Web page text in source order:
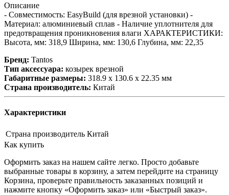
Описание
- Совместимость: EasyBuild (для врезной установки) -
Материал: алюминиевый сплав - Наличие уплотнителя для
предотвращения проникновения влаги ХАРАКТЕРИСТИКИ:
Высота, мм: 318,9 Ширина, мм: 130,6 Глубина, мм: 22,35
Бренд: Tantos
Тип аксессуара: козырек врезной
Габаритные размеры: 318.9 х 130.6 х 22.35 мм
Страна производитель: Китай
Характеристики
Страна производитель Китай
Как купить
Оформить заказ на нашем сайте легко. Просто добавьте
выбранные товары в корзину, а затем перейдите на страницу
Корзина, проверьте правильность заказанных позиций и
нажмите кнопку «Оформить заказ» или «Быстрый заказ».